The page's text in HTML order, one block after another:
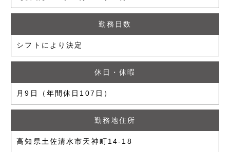
勤務日数
シフトにより決定
休日・休暇
月9日（年間休日107日）
勤務地住所
高知県土佐清水市天神町14-18